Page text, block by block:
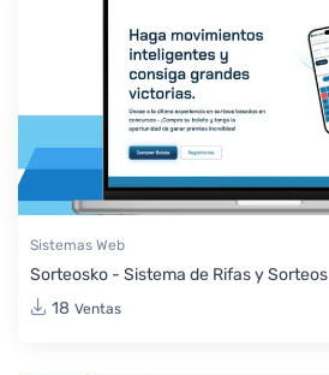
Sistemas Web
Sorteosko - Sistema de Rifas y Sorteos
18 Ventas